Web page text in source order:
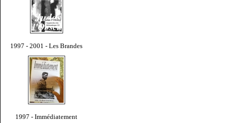
1997 - 2001 - Les Brandes
1997 - Immédiatement